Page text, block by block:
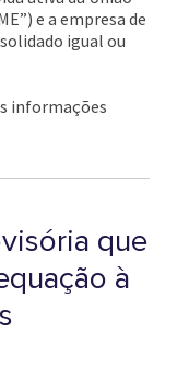
e a empresa de
igual ou
informações
que
à